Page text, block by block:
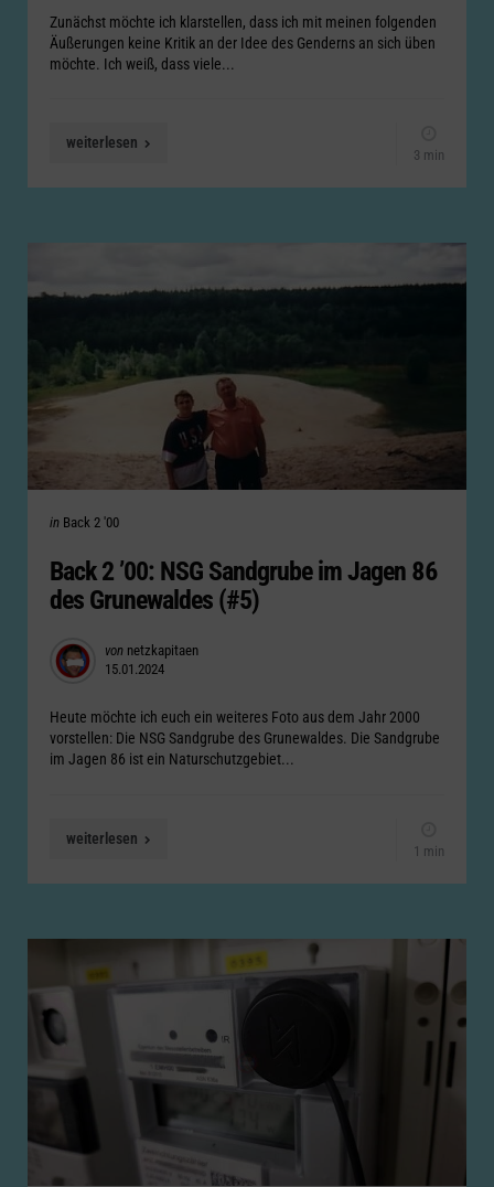
Zunächst möchte ich klarstellen, dass ich mit meinen folgenden
Äußerungen keine Kritik an der Idee des Genderns an sich üben
möchte. Ich weiß, dass viele...
weiterlesen
3 min
Categories
Posted
in Back 2 '00
Back 2 ’00: NSG Sandgrube im Jagen 86
des Grunewaldes (#5)
Posted
by
von netzkapitaen
15.01.2024
Heute möchte ich euch ein weiteres Foto aus dem Jahr 2000
vorstellen: Die NSG Sandgrube des Grunewaldes. Die Sandgrube
im Jagen 86 ist ein Naturschutzgebiet...
weiterlesen
1 min